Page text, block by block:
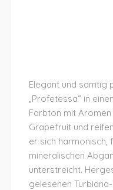
Elegant und samtig
„Profetessa“ in
Farbton mit
Grapefruit und
er sich harmonisch,
mineralischen
unterstreicht.
gelesenen